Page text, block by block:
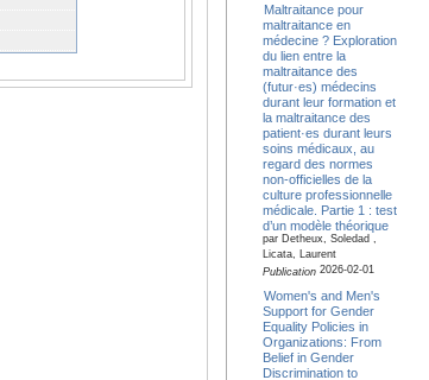
Maltraitance pour
maltraitance en
médecine ? Exploration
du lien entre la
maltraitance des
(futur·es) médecins
durant leur formation et
la maltraitance des
patient·es durant leurs
soins médicaux, au
regard des normes
non-officielles de la
culture professionnelle
médicale. Partie 1 : test
d’un modèle théorique
par Detheux, Soledad ,
Licata, Laurent
Publication2026-02-01
Women's and Men's
Support for Gender
Equality Policies in
Organizations: From
Belief in Gender
Discrimination to